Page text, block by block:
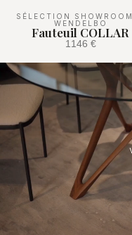
SÉLECTION SHOWROOM
WENDELBO
Fauteuil COLLAR
1146 €